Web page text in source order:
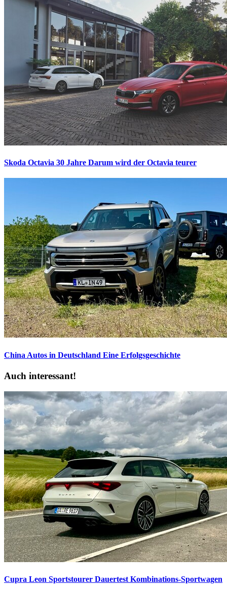
Skoda Octavia 30 Jahre Darum wird der Octavia teurer
China Autos in Deutschland Eine Erfolgsgeschichte
Auch interessant!
Cupra Leon Sportstourer Dauertest Kombinations-Sportwagen